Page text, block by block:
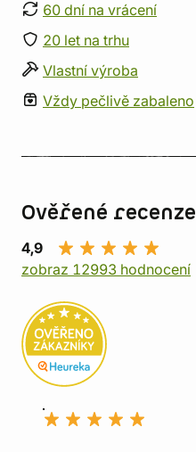
60 dní na vrácení
20 let na trhu
Vlastní výroba
Vždy pečlivě zabaleno
Ověřené recenze
4,9
zobraz 12993 hodnocení